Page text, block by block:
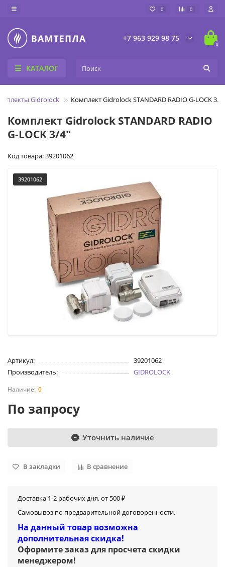
0 0
+7 963 929 98 75
0
КАТАЛОГ
Gidrolock Комплект Gidrolock STANDARD RADIO G-LOCK 3/4"
Комплект Gidrolock STANDARD RADIO
G-LOCK 3/4"
Код товара: 39201062
39201062
Артикул:
39201062
Производитель:
GIDROLOCK
0
По запросу
Уточнить наличие
В закладки В сравнение
Доставка 1-2 рабочих дня, от 500 ₽
Самовывоз по предварительной договоренности.
На данный товар возможна
дополнительная скидка!
Оформите заказ для просчета скидки
менеджером!